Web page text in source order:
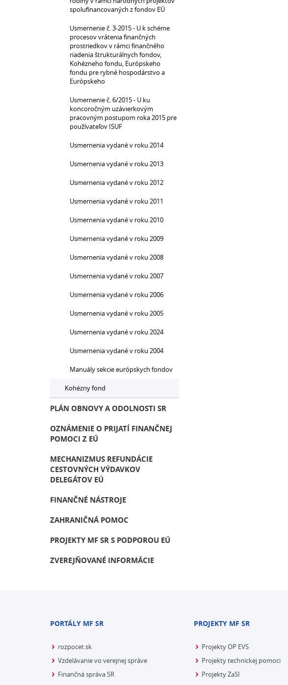
spolufinancovaných z fondov EÚ
Usmernenie č. 3-2015 - U k schéme
procesov vrátenia finančných
prostriedkov v rámci finančného
riadenia štrukturálnych fondov,
Kohézneho fondu, Európskeho
fondu pre rybné hospodárstvo a
Európskeho
Usmernenie č. 6/2015 - U ku
koncoročným uzávierkovým
pracovným postupom roka 2015 pre
používateľov ISUF
Usmernenia vydané v roku 2014
Usmernenia vydané v roku 2013
Usmernenia vydané v roku 2012
Usmernenia vydané v roku 2011
Usmernenia vydané v roku 2010
Usmernenia vydané v roku 2009
Usmernenia vydané v roku 2008
Usmernenia vydané v roku 2007
Usmernenia vydané v roku 2006
Usmernenia vydané v roku 2005
Usmernenia vydané v roku 2024
Usmernenia vydané v roku 2004
Manuály sekcie európskych fondov
Kohézny fond
PLÁN OBNOVY A ODOLNOSTI SR
OZNÁMENIE O PRIJATÍ FINANČNEJ
POMOCI Z EÚ
MECHANIZMUS REFUNDÁCIE
CESTOVNÝCH VÝDAVKOV
DELEGÁTOV EÚ
FINANČNÉ NÁSTROJE
ZAHRANIČNÁ POMOC
PROJEKTY MF SR S PODPOROU EÚ
ZVEREJŇOVANÉ INFORMÁCIE
PORTÁLY MF SR
rozpocet.sk
Vzdelávanie vo verejnej správe
Finančná správa SR
PROJEKTY MF SR
Projekty OP EVS
Projekty technickej pomoci
Projekty ZaSI